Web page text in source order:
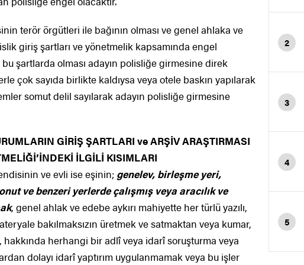
terör örgütleri ile bağının olması ve genel ahlaka ve
giriş şartları ve yönetmelik kapsamında engel
şartlarda olması adayın polisliğe girmesine direk
çok sayıda birlikte kaldıysa veya otele baskın yapılarak
somut delil sayılarak adayın polisliğe girmesine
GİRİŞ ŞARTLARI ve ARŞİV ARAŞTIRMASI
İLGİLİ KISIMLARI
ve evli ise eşinin; genelev, birleşme yeri,
ve benzeri yerlerde çalışmış veya aracılık ve
, genel ahlak ve edebe aykırı mahiyette her türlü yazılı,
bakılmaksızın üretmek ve satmaktan veya kumar,
hakkında herhangi bir adlî veya idarî soruşturma veya
dolayı idarî yaptırım uygulanmamak veya bu işler
2
3
4
5